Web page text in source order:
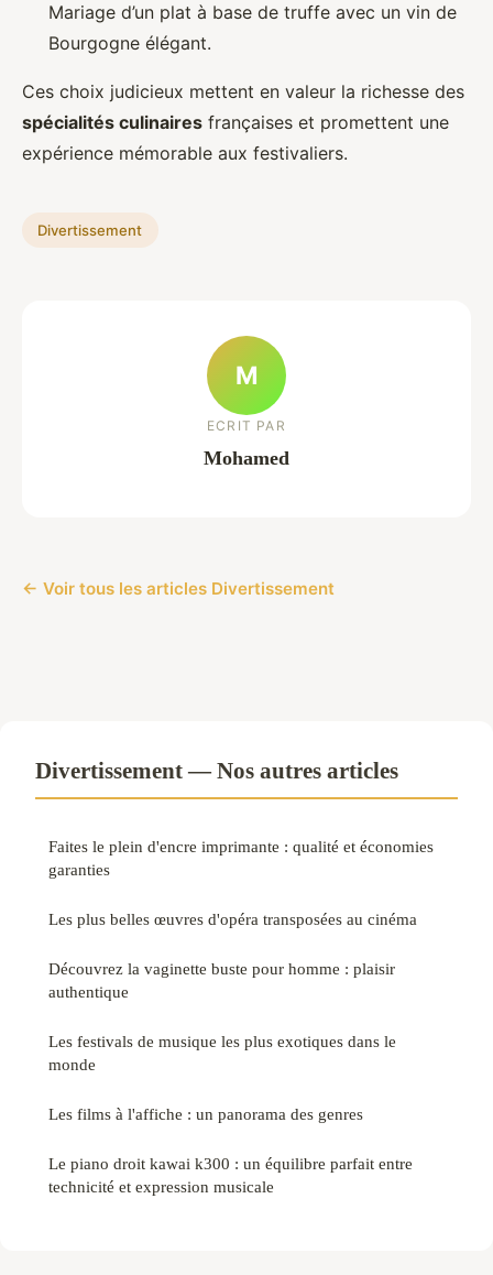
Mariage d’un plat à base de truffe avec un vin de
Bourgogne élégant.
Ces choix judicieux mettent en valeur la richesse des
spécialités culinaires françaises et promettent une
expérience mémorable aux festivaliers.
Divertissement
M
ECRIT PAR
Mohamed
← Voir tous les articles Divertissement
Divertissement — Nos autres articles
Faites le plein d'encre imprimante : qualité et économies
garanties
Les plus belles œuvres d'opéra transposées au cinéma
Découvrez la vaginette buste pour homme : plaisir
authentique
Les festivals de musique les plus exotiques dans le
monde
Les films à l'affiche : un panorama des genres
Le piano droit kawai k300 : un équilibre parfait entre
technicité et expression musicale